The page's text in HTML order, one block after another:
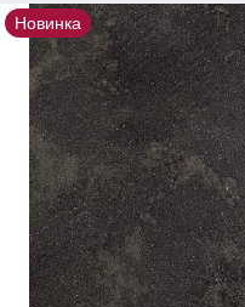
Новинка